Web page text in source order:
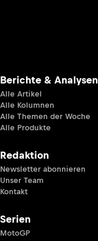
Berichte & Analysen
Alle Artikel
Alle Kolumnen
Alle Themen der Woche
Alle Produkte
Redaktion
Newsletter abonnieren
Unser Team
Kontakt
Serien
MotoGP